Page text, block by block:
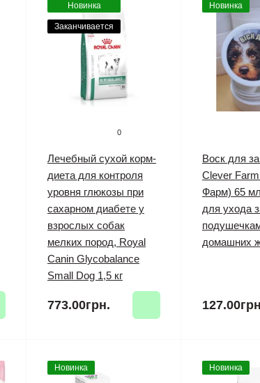
Новинка
Заканчивается
0
Лечебный сухой корм-
диета для контроля
уровня глюкозы при
сахарном диабете у
взрослых собак
мелких пород, Royal
Canin Glycobalance
Small Dog 1,5 кг
773.00грн.
Новинка
Воск для
Clever
Фарм) 65
для ухода
домашних
Новинка Новинка